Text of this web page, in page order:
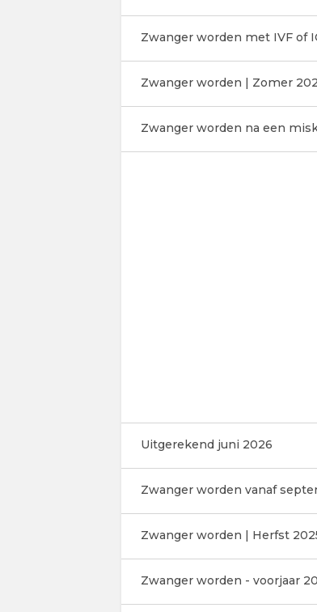
Zwanger worden met IVF of
Zwanger worden | Zomer
Zwanger worden na een
Uitgerekend juni 2026
Zwanger worden vanaf
Zwanger worden | Herfst
Zwanger worden - voorjaar